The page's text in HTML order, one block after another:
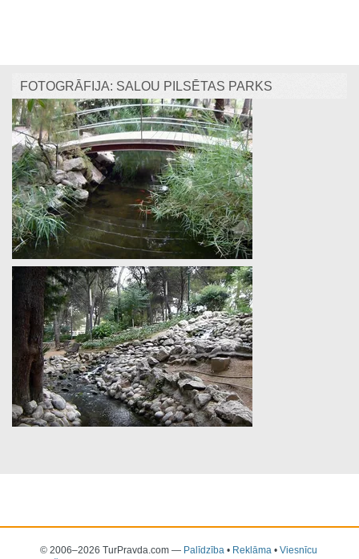
FOTOGRĀFIJA: SALOU PILSĒTAS PARKS
© 2006–2026 TurPravda.com — Palīdzība • Reklāma • Viesnīcu